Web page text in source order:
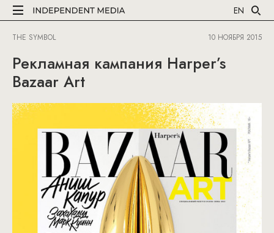
EN
THE SYMBOL 10 НОЯБРЯ 2015
Рекламная кампания Harper’s
Bazaar Art